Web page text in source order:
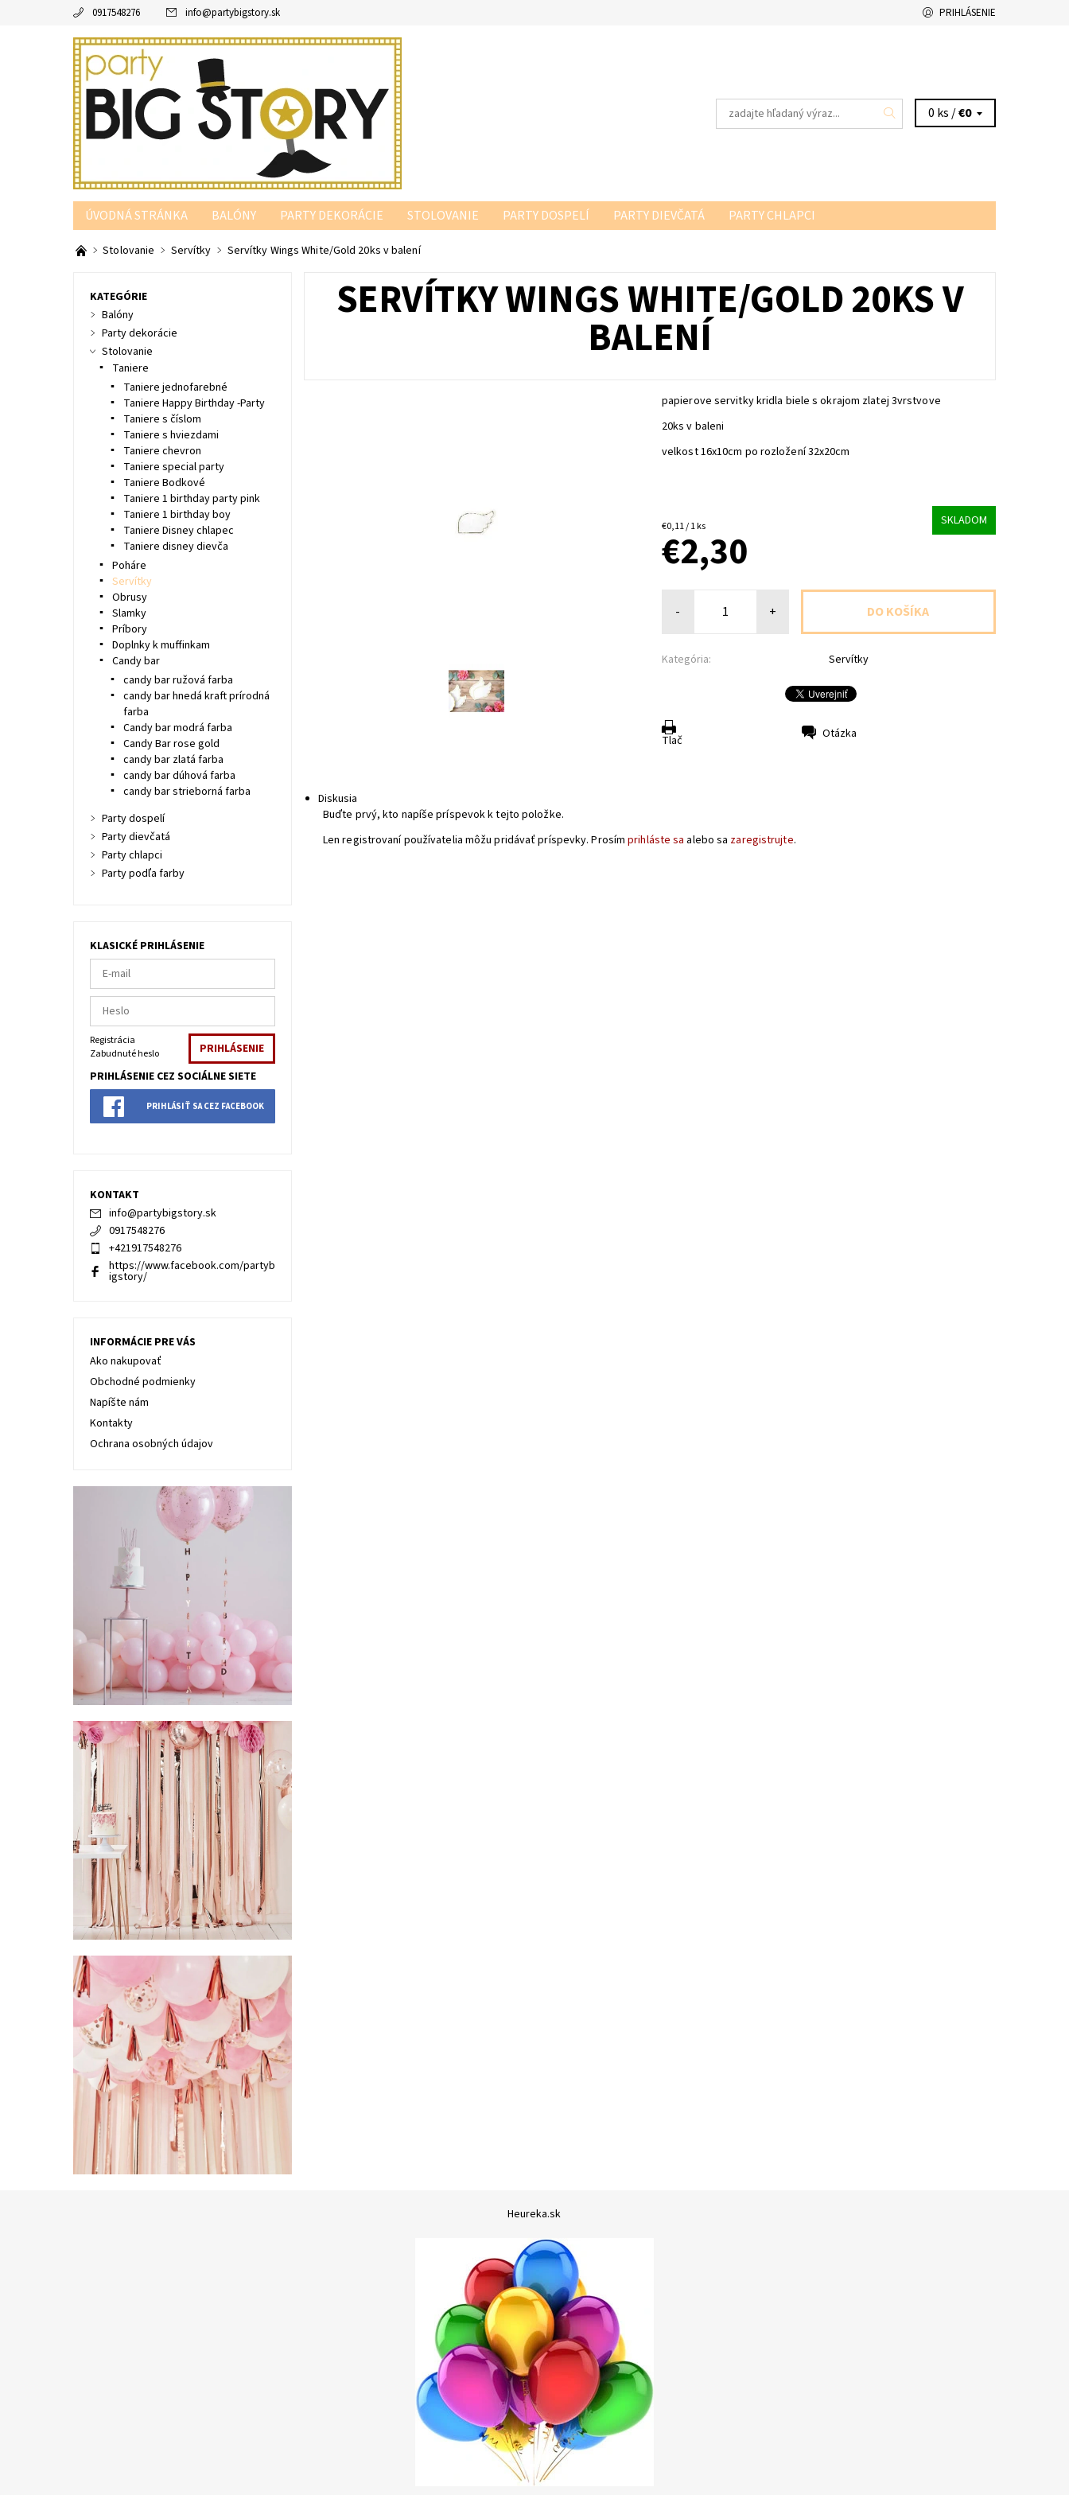
0917548276 info@partybigstory.sk PRIHLÁSENIE
0 ks /€0
ÚVODNÁ STRÁNKA BALÓNY PARTY DEKORÁCIE STOLOVANIE PARTY DOSPELÍ PARTY DIEVČATÁ
PARTY CHLAPCI
PARTY PODĽA FARBY
Stolovanie Servítky Servítky Wings White/Gold 20ks v balení
SERVÍTKY WINGS WHITE/GOLD 20KS V
BALENÍ
papierove servitky kridla biele s okrajom zlatej 3vrstvove
20ks v baleni
velkost 16x10cm po rozložení 32x20cm
€0,11 / 1 ks SKLADOM
€2,30
- +
Kategória: Servítky
Tlač Otázka
Diskusia
Buďte prvý, kto napíše príspevok k tejto položke.
Len registrovaní používatelia môžu pridávať príspevky. Prosímprihláste sa alebo sa zaregistrujte.
KATEGÓRIE
Balóny
Party dekorácie
Stolovanie
Taniere
Taniere jednofarebné
Taniere Happy Birthday -Party
Taniere s číslom
Taniere s hviezdami
Taniere chevron
Taniere special party
Taniere Bodkové
Taniere 1 birthday party pink
Taniere 1 birthday boy
Taniere Disney chlapec
Taniere disney dievča
Poháre
Servítky
Obrusy
Slamky
Príbory
Doplnky k muffinkam
Candy bar
candy bar ružová farba
candy bar hnedá kraft prírodná
farba
Candy bar modrá farba
Candy Bar rose gold
candy bar zlatá farba
candy bar dúhová farba
candy bar strieborná farba
Party dospelí
Party dievčatá
Party chlapci
Party podľa farby
KLASICKÉ PRIHLÁSENIE
Registrácia
Zabudnuté heslo
PRIHLÁSENIE CEZ SOCIÁLNE SIETE
PRIHLÁSIŤ SA CEZ FACEBOOK
KONTAKT
info@partybigstory.sk
0917548276
+421917548276
https://www.facebook.com/partyb
igstory/
INFORMÁCIE PRE VÁS
Ako nakupovať
Obchodné podmienky
Napíšte nám
Kontakty
Ochrana osobných údajov
Heureka.sk